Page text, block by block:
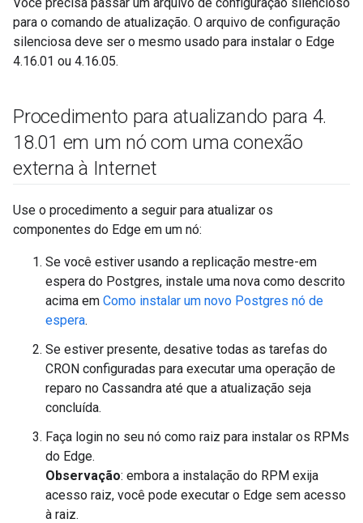
para o comando de atualização. O arquivo de configuração
silenciosa deve ser o mesmo usado para instalar o Edge
4.16.01 ou 4.16.05.
Procedimento para atualizando para 4.
18.01 em um nó com uma conexão
externa à Internet
Use o procedimento a seguir para atualizar os
componentes do Edge em um nó:
Se você estiver usando a replicação mestre-em
espera do Postgres, instale uma nova como descrito
acima em Como instalar um novo Postgres nó de
espera.
Se estiver presente, desative todas as tarefas do
CRON configuradas para executar uma operação de
reparo no Cassandra até que a atualização seja
concluída.
Faça login no seu nó como raiz para instalar os RPMs
do Edge.
Observação: embora a instalação do RPM exija
acesso raiz, você pode executar o Edge sem acesso
à raiz.